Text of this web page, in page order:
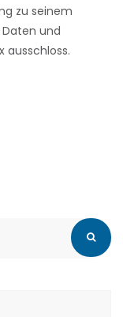
zu seinem
und
ausschloss.